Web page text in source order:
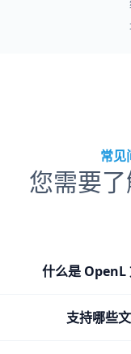
常见
您需要
什么是 OpenL
支持哪些